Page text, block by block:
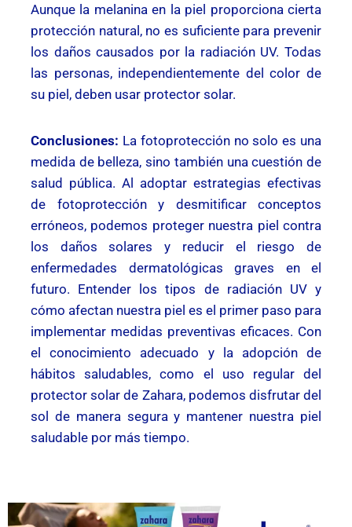
Aunque la melanina en la piel proporciona cierta
protección natural, no es suficiente para prevenir
los daños causados por la radiación UV. Todas
las personas, independientemente del color de
su piel, deben usar protector solar.
Conclusiones: La fotoprotección no solo es una
medida de belleza, sino también una cuestión de
salud pública. Al adoptar estrategias efectivas
de fotoprotección y desmitificar conceptos
erróneos, podemos proteger nuestra piel contra
los daños solares y reducir el riesgo de
enfermedades dermatológicas graves en el
futuro. Entender los tipos de radiación UV y
cómo afectan nuestra piel es el primer paso para
implementar medidas preventivas eficaces. Con
el conocimiento adecuado y la adopción de
hábitos saludables, como el uso regular del
protector solar de Zahara, podemos disfrutar del
sol de manera segura y mantener nuestra piel
saludable por más tiempo.